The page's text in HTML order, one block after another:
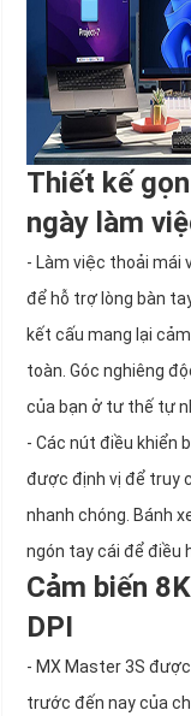
Thiết kế
ngày làm
- Làm việc thoải mái
để hỗ trợ lòng bàn
kết cấu mang lại
toàn. Góc nghiêng
của bạn ở tư thế tự
- Các nút điều khiển
được định vị để truy
nhanh chóng. Bánh
ngón tay cái để điều
Cảm biến
DPI
- MX Master 3S
trước đến nay của